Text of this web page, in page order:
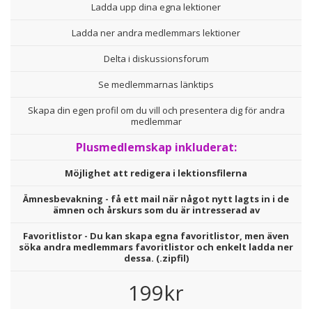
Ladda upp dina egna lektioner
Ladda ner andra medlemmars lektioner
Delta i diskussionsforum
Se medlemmarnas länktips
Skapa din egen profil om du vill och presentera dig för andra
medlemmar
Plusmedlemskap inkluderat:
Möjlighet att redigera i lektionsfilerna
Ämnesbevakning - få ett mail när något nytt lagts in i de
ämnen och årskurs som du är intresserad av
Favoritlistor - Du kan skapa egna favoritlistor, men även
söka andra medlemmars favoritlistor och enkelt ladda ner
dessa. (.zipfil)
199kr